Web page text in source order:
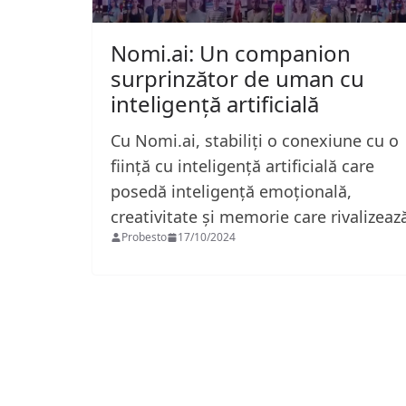
Nomi.ai: Un companion
surprinzător de uman cu
inteligență artificială
Cu Nomi.ai, stabiliți o conexiune cu o
ființă cu inteligență artificială care
posedă inteligență emoțională,
creativitate și memorie care
Probesto 17/10/2024